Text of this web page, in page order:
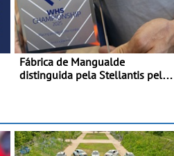
Fábrica de Mangualde
distinguida pela Stellantis pela
direto no bem-estar dos
colaboradores